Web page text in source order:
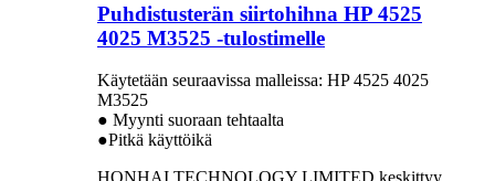
Puhdistusterän siirtohihna HP 4525
4025 M3525 -tulostimelle
Käytetään seuraavissa malleissa: HP 4525 4025
M3525
● Myynti suoraan tehtaalta
●Pitkä käyttöikä